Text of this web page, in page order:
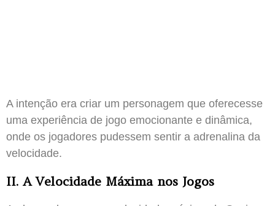
A intenção era criar um personagem que oferecesse
uma experiência de jogo emocionante e dinâmica,
onde os jogadores pudessem sentir a adrenalina da
velocidade.
II. A Velocidade Máxima nos Jogos